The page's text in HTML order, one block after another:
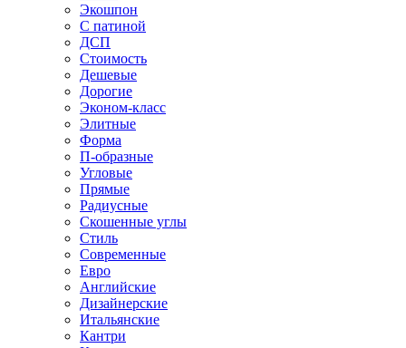
Экошпон
С патиной
ДСП
Стоимость
Дешевые
Дорогие
Эконом-класс
Элитные
Форма
П-образные
Угловые
Прямые
Радиусные
Скошенные углы
Стиль
Современные
Евро
Английские
Дизайнерские
Итальянские
Кантри